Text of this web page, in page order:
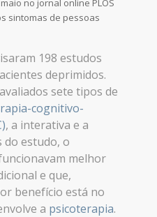
no jornal online PLOS
sintomas de pessoas
198 estudos
deprimidos.
sete tipos de
cognitivo-
, a interativa e a
do estudo, o
melhor
e que,
benefício está no
a psicoterapia.